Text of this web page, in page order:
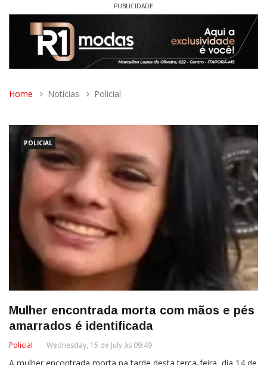
PUBLICIDADE
Home Notícias Policial
POLICIAL
Mulher encontrada morta com mãos e pés
amarrados é identificada
Policial Wednesday, 15 de July às 09:49